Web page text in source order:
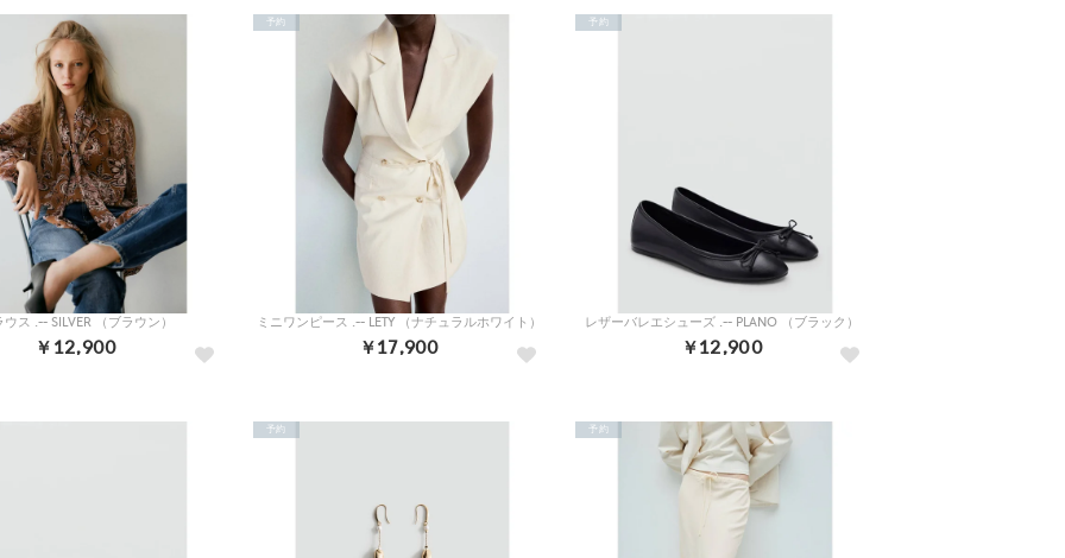
ウス .-- SILVER （ブラウン）
￥12,900
ミニワンピース .-- LETY （ナチュラルホワイト）
￥17,900
予約
レザーバレエシューズ .-- PLANO （ブラック）
￥12,900
予約
予約 予約